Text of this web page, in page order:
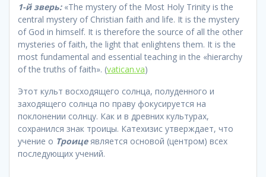
1-й зверь:«The mystery of the Most Holy Trinity is the
central mystery of Christian faith and life. It is the mystery
of God in himself. It is therefore the source of all the other
mysteries of faith, the light that enlightens them. It is the
most fundamental and essential teaching in the «hierarchy
of the truths of faith». (vatican.va)
Этот культ восходящего солнца, полуденного и
заходящего солнца по праву фокусируется на
поклонении солнцу. Как и в древних культурах,
сохранился знак троицы. Катехизис утверждает, что
учение о Троице является основой (центром) всех
последующих учений.